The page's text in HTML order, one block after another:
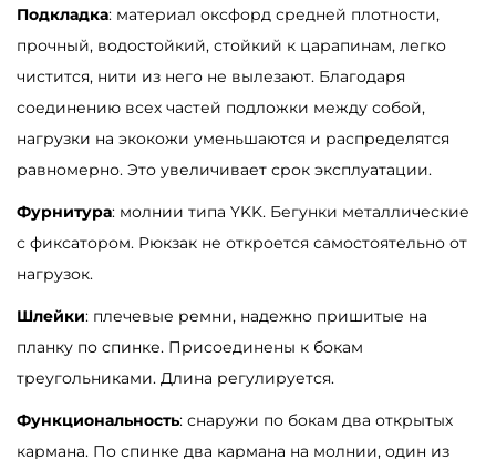
н
ы
й
Подкладка: материал оксфорд средней плотности,
прочный, водостойкий, стойкий к царапинам, легко
чистится, нити из него не вылезают. Благодаря
соединению всех частей подложки между собой,
нагрузки на экокожи уменьшаются и распределятся
равномерно. Это увеличивает срок эксплуатации.
Фурнитура: молнии типа YKK. Бегунки металлические
с фиксатором. Рюкзак не откроется самостоятельно от
нагрузок.
Шлейки: плечевые ремни, надежно пришитые на
планку по спинке. Присоединены к бокам
треугольниками. Длина регулируется.
Функциональность: снаружи по бокам два открытых
кармана. По спинке два кармана на молнии, один из